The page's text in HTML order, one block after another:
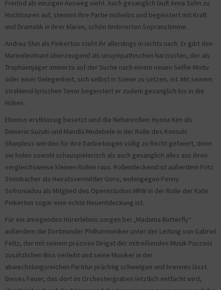
Freitod als einzigen Ausweg sieht. Auch gesanglich läuft Anna Sohn zu
Hochtouren auf, stemmt ihre Partie mühelos und begeistert mit Kraft
und Dramatik in ihrer klaren, schön timbrierten Sopranstimme.
Andrea Shin als Pinkerton steht ihr allerdings in nichts nach. Er gibt den
Marineleutnant überzeugend als unsympathischen Narzissten, der als
Trophäenjäger immerzu auf der Suche nach einem neuen Selfie-Motiv
oder einer Gelegenheit, sich selbst in Szene zu setzen, ist. Mit seinem
strahlend-lyrischen Tenor begeistert er zudem gesanglich bis in die
Höhen.
Ebenso erstklassig besetzt sind die Nebenrollen: Hyona Kim als
Dienerin Suzuki und Mandla Mndebele in der Rolle des Konsuls
Sharpless werden für ihre Darbietungen völlig zu Recht gefeiert, denn
sie holen sowohl schauspielerisch als auch gesanglich alles aus ihren
vergleichsweise kleinen Rollen raus. Rollendeckend ist außerdem Fritz
Steinbacher als Heiratsvermittler Goro, wohingegen Penny
Sofroniadou als Mitglied des Opernstudios NRW in der Rolle der Kate
Pinkerton sogar eine echte Neuentdeckung ist.
Für ein anregendes Hörerlebnis sorgen bei „Madama Butterfly“
außerdem die Dortmunder Philharmoniker unter der Leitung von Gabriel
Feltz, der mit seinem präzisen Dirigat der mitreißenden Musik Puccinis
zusätzlichen Biss verleiht und seine Musiker in der
abwechslungsreichen Partitur prächtig schwelgen und brennen lässt.
Dieses Feuer, das dort im Orchestergraben letztlich entfacht wird,